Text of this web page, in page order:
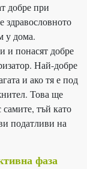
добре при
здравословното
у дома.
и понасят добре
Най-добре
и ако тя е под
Това ще
самите, тъй като
податливи на
фаза